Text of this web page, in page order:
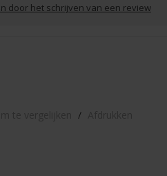
door het schrijven van een review
/